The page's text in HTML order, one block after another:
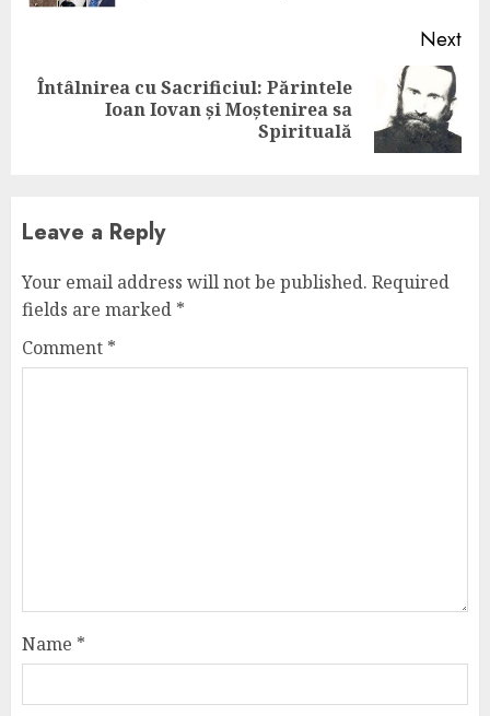
Next
Next
Întâlnirea cu Sacrificiul: Părintele
Ioan Iovan și Moștenirea sa
Spirituală
Leave a Reply
Your email address will not be published. Required
fields are marked *
Comment *
Name *